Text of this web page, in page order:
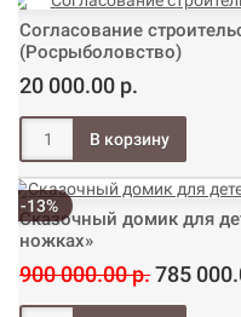
Согласование
(Росрыболовство)
20 000.00 р.
-13%
Сказочный домик для
ножках»
900 000.00 р.785